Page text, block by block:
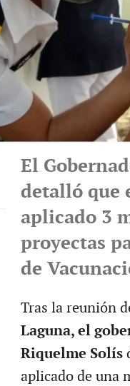
El
detalló que
aplicado 3
proyectas
de
Tras la reunión
Laguna, el
Riquelme Solís
aplicado de una